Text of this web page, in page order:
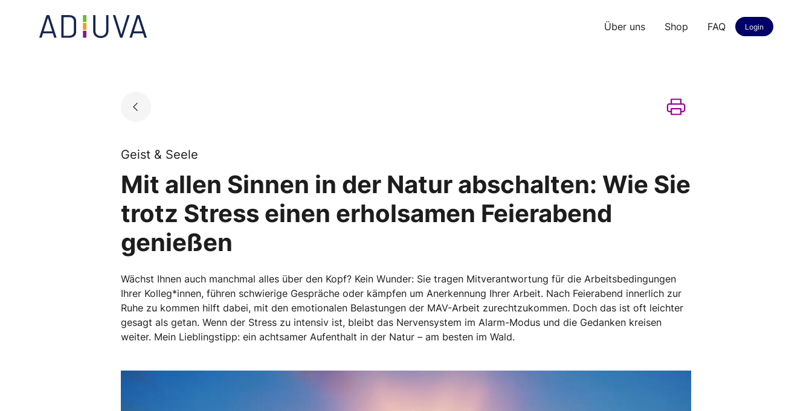
Go to landing page. Über uns Shop FAQ Login
Geist & Seele
Mit allen Sinnen in der Natur abschalten: Wie Sie
trotz Stress einen erholsamen Feierabend
genießen
Wächst Ihnen auch manchmal alles über den Kopf? Kein Wunder: Sie tragen Mitverantwortung für die Arbeitsbedingungen
Ihrer Kolleg*innen, führen schwierige Gespräche oder kämpfen um Anerkennung Ihrer Arbeit. Nach Feierabend innerlich zur
Ruhe zu kommen hilft dabei, mit den emotionalen Belastungen der MAV-Arbeit zurechtzukommen. Doch das ist oft leichter
gesagt als getan. Wenn der Stress zu intensiv ist, bleibt das Nervensystem im Alarm-Modus und die Gedanken kreisen
weiter. Mein Lieblingstipp: ein achtsamer Aufenthalt in der Natur – am besten im Wald.